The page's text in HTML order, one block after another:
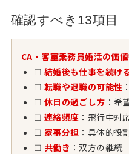
確認すべき13項目
CA・客室乗務員婚活の価
☐ 結婚後も仕事を続け
☐ 転職や退職の可能性
☐ 休日の過ごし方 ：希
☐ 連絡頻度 ：飛行中対
☐ 家事分担 ：具体的役
☐ 共働き ：双方の継続